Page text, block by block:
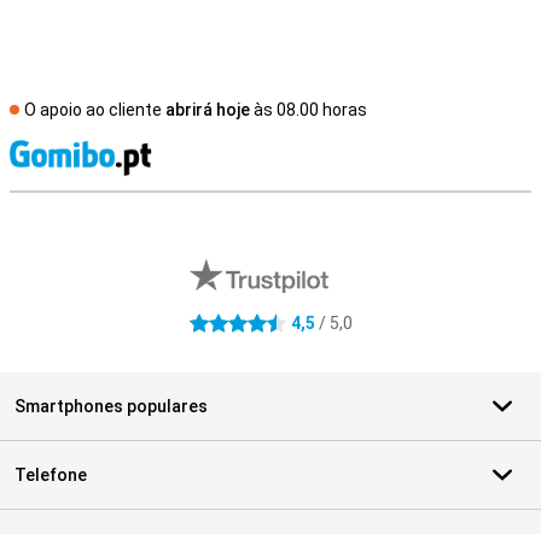
O apoio ao cliente abrirá hojeàs 08.00 horas
4.5 estrelas 4,5 / 5,0
Smartphones populares
Telefone